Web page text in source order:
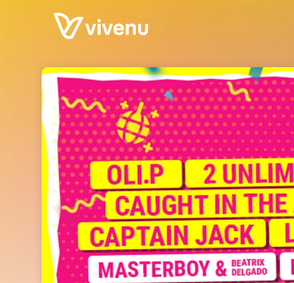
Skip header